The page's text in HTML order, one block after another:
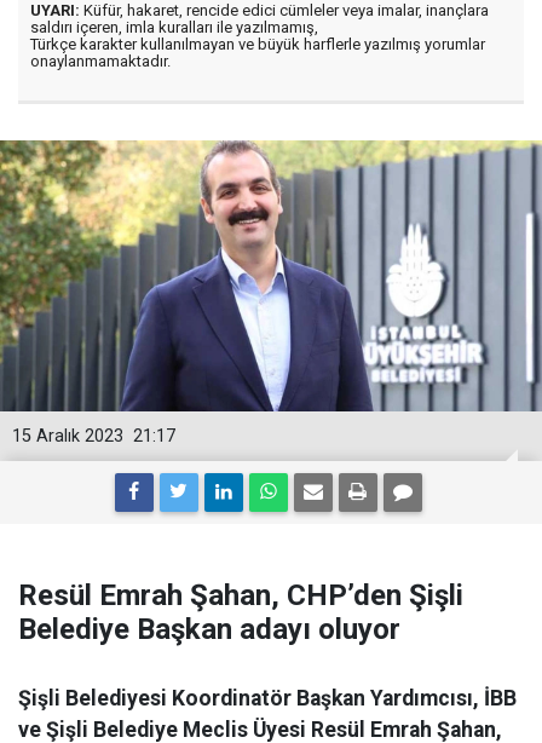
UYARI: Küfür, hakaret, rencide edici cümleler veya imalar, inançlara
saldırı içeren, imla kuralları ile yazılmamış,
Türkçe karakter kullanılmayan ve büyük harflerle yazılmış yorumlar
onaylanmamaktadır.
21:17
15 Aralık 2023
Resül Emrah Şahan, CHP’den Şişli
Belediye Başkan adayı oluyor
Şişli Belediyesi Koordinatör Başkan Yardımcısı, İBB
ve Şişli Belediye Meclis Üyesi Resül Emrah Şahan,